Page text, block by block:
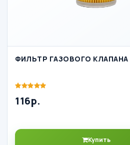
116р.
Купить